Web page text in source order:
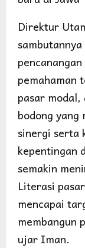
Direktur
pemahaman
pasar
bodong
sinergi serta
kepentingan
semakin
Literasi
mencapai
membangun
ujar Iman.